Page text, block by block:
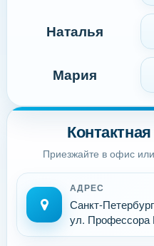
Приезжайте в офис
АДРЕС
Санкт-Петербург
ул. Профессора
Наталья
Мария